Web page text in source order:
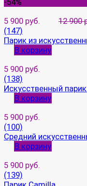
-54%
5 900 руб.
12 900
(147)
Парик из
В корзину
5 900 руб.
(138)
Искусственный
В корзину
5 900 руб.
(100)
Средний
В корзину
5 900 руб.
(139)